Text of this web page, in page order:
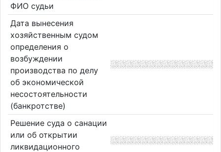
ФИО судьи
Дата вынесения
хозяйственным судом
определения о
возбуждении
производства по делу
об экономической
несостоятельности
(банкротстве)
Решение суда о санации
или об открытии
ликвидационного